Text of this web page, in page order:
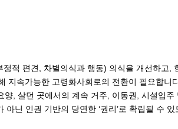
적 편견, 차별의식과 행동) 의식을 개선하고,
지속가능한 고령화사회로의 전환이 필요합니
, 살던 곳에서의 계속 거주, 이동권, 시설입주
닌 인권 기반의 당연한 ‘권리’로 확립될 수 있